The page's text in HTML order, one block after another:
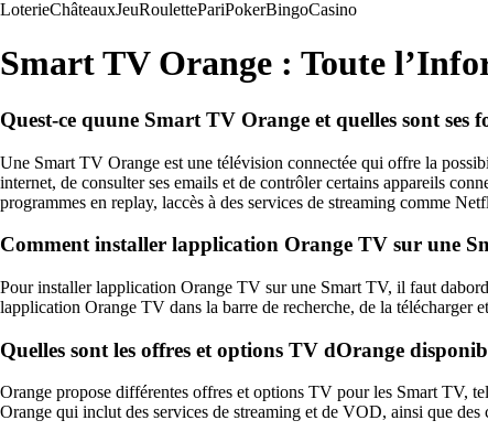
LoterieChâteauxJeuRoulettePariPokerBingoCasino
Smart TV Orange : Toute
Quest-ce quune Smart TV Orange et quelles sont ses
Une Smart TV Orange est une télévision connectée qui offre la
internet, de consulter ses emails et de contrôler certains appareils
programmes en replay, laccès à des services de streaming comme
Comment installer lapplication Orange TV sur une
Pour installer lapplication Orange TV sur une Smart TV, il faut
lapplication Orange TV dans la barre de recherche, de la télécharger
Quelles sont les offres et options TV dOrange
Orange propose différentes offres et options TV pour les Smart TV,
Orange qui inclut des services de streaming et de VOD, ainsi que